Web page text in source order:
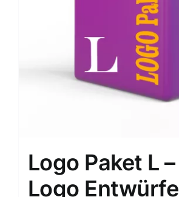
Logo Paket L
Logo Entwürfe